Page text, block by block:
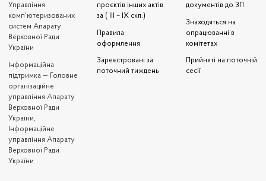
Управління
комп'ютеризованих
систем Апарату
Верховної Ради
України
Iнформаційна
підтримка — Головне
організаційне
управління Апарату
Верховної Ради
України,
Інформаційне
управління Апарату
Верховної Ради
України
проєктів інших актів
за ( III – IX скл.)
Правила
оформлення
Зареєстровані за
поточний тиждень
документів до ЗП
Знаходяться на
опрацюванні в
комітетах
Прийняті на поточній
сесії